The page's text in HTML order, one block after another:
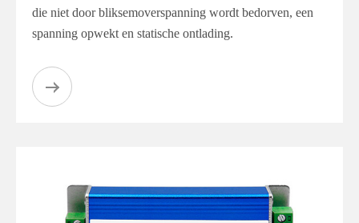
die niet door bliksemoverspanning wordt bedorven, een
spanning opwekt en statische ontlading.